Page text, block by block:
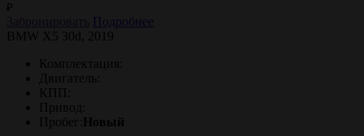
₽
Подробнее
BMW X5 30d, 2019
Комплектация:
Двигатель:
КПП:
Привод:
Пробег:
Новый